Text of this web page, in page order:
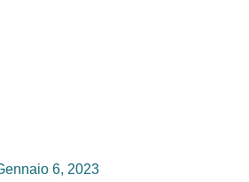
6, 2023